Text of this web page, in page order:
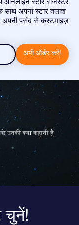
साथ अपना स्टार तलाश
अपनी पसंद से कस्टमाइज़
अभी ऑर्डर करें!
चुनें!